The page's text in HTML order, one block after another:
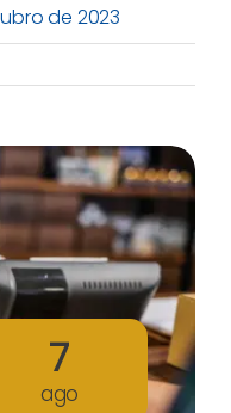
de 2023
7
ago